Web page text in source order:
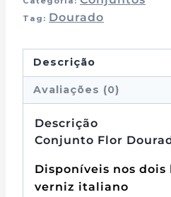
Tag: Dourado
Descrição
Avaliações (0)
Descrição
Conjunto Flor
Disponíveis nos dois
verniz italiano